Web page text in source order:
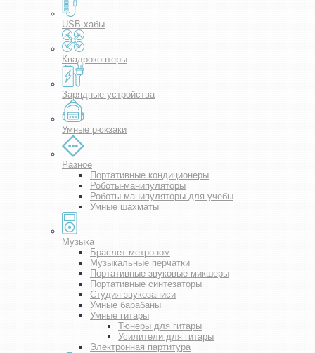
USB-хабы
Квадрокоптеры
Зарядные устройства
Умные рюкзаки
Разное
Портативные кондиционеры
Роботы-манипуляторы
Роботы-манипуляторы для учебы
Умные шахматы
Музыка
Браслет метроном
Музыкальные перчатки
Портативные звуковые микшеры
Портативные синтезаторы
Студия звукозаписи
Умные барабаны
Умные гитары
Тюнеры для гитары
Усилители для гитары
Электронная партитура